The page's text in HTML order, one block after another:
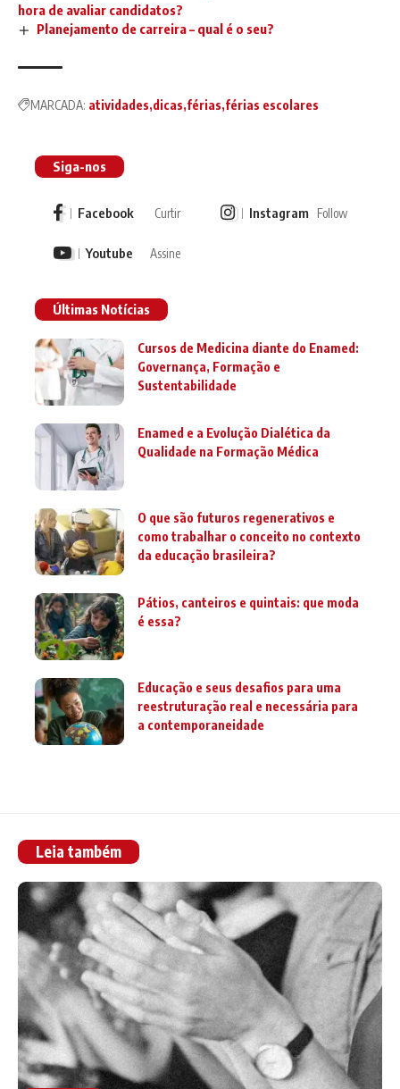
hora de avaliar candidatos?
Planejamento de carreira – qual é o seu?
MARCADA: atividades dicas férias férias escolares
Siga-nos
Facebook Curtir Instagram Follow
Youtube Assine
Últimas Notícias
Cursos de Medicina diante do Enamed:
Governança, Formação e
Sustentabilidade
Enamed e a Evolução Dialética da
Qualidade na Formação Médica
O que são futuros regenerativos e
como trabalhar o conceito no contexto
da educação brasileira?
Pátios, canteiros e quintais: que moda
é essa?
Educação e seus desafios para uma
reestruturação real e necessária para
a contemporaneidade
Leia também